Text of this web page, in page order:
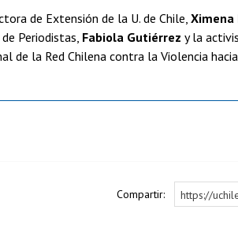
de Extensión de la U. de Chile, Ximena
Periodistas, Fabiola Gutiérrez y la
de la Red Chilena contra la Violencia
Compartir: https://